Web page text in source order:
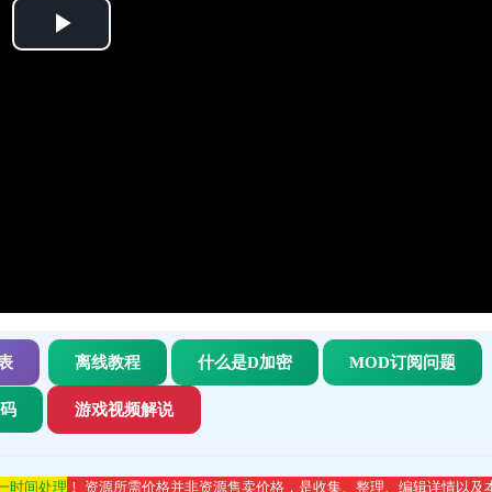
Play
离线教程 什么是D加密 MOD订阅问题
游戏视频解说
时间处理 ！ 资源所需价格并非资源售卖价格，是收集、整理、编辑详情以及